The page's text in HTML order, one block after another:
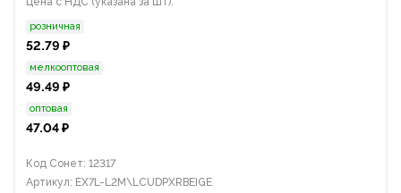
розничная
52.79 ₽
мелкооптовая
49.49 ₽
оптовая
47.04 ₽
Код Сонет: 12317
Артикул: EX7L-L2M\LCUDPXRBEIGE